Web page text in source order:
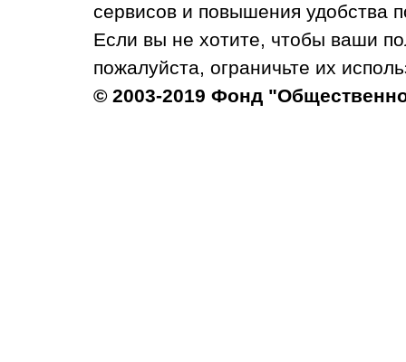
сервисов и повышения удобства
Если вы не хотите, чтобы ваши
пожалуйста, ограничьте их
© 2003-2019 Фонд